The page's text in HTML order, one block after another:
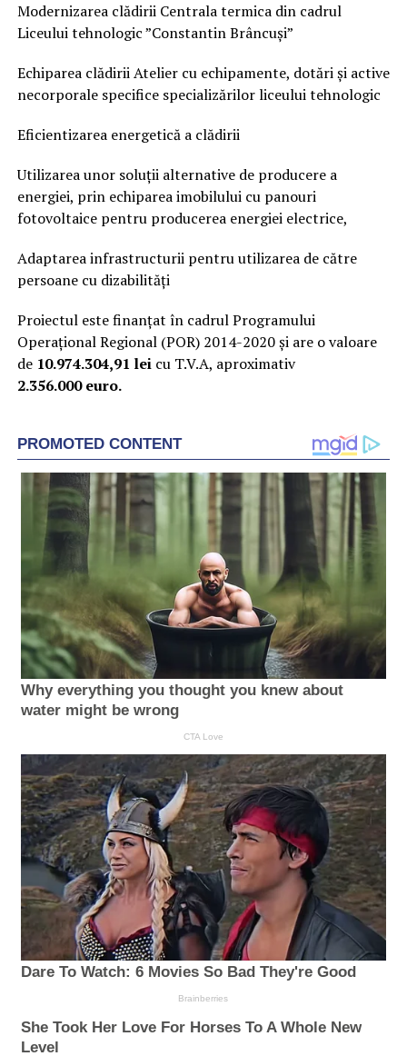
Modernizarea clădirii Centrala termica din cadrul
Liceului tehnologic ”Constantin Brâncuși”
Echiparea clădirii Atelier cu echipamente, dotări și active
necorporale specifice specializărilor liceului tehnologic
Eficientizarea energetică a clădirii
Utilizarea unor soluții alternative de producere a
energiei, prin echiparea imobilului cu panouri
fotovoltaice pentru producerea energiei electrice,
Adaptarea infrastructurii pentru utilizarea de către
persoane cu dizabilități
Proiectul este finanțat în cadrul Programului
Operațional Regional (POR) 2014-2020 și are o valoare
de 10.974.304,91 leicu T.V.A, aproximativ
2.356.000 euro.